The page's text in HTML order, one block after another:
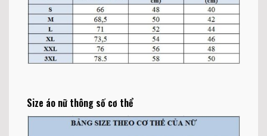
Size áo nữ thông số cơ thể